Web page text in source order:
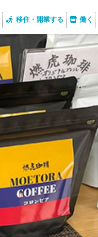
移住・開業する 働く